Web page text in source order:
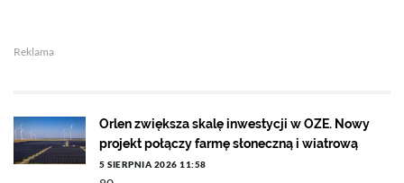
Reklama
Orlen zwiększa skalę inwestycji w OZE. Nowy
projekt połączy farmę słoneczną i wiatrową
5 SIERPNIA 2026 11:58